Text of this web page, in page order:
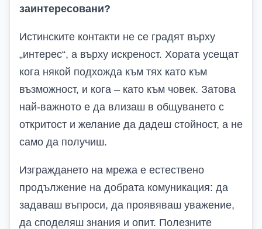
заинтересовани?
Истинските контакти не се градят върху
„интерес“, а върху искреност. Хората усещат
кога някой подхожда към тях като към
възможност, и кога – като към човек. Затова
най-важното е да влизаш в общуването с
откритост и желание да дадеш стойност, а не
само да получиш.
Изграждането на мрежа е естествено
продължение на добрата комуникация: да
задаваш въпроси, да проявяваш уважение,
да споделяш знания и опит. Полезните